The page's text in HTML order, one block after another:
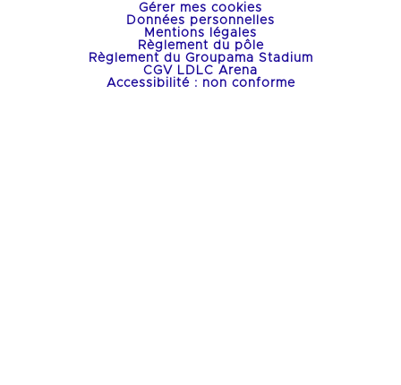
Gérer mes cookies
Données personnelles
Mentions légales
Règlement du pôle
Règlement du Groupama Stadium
CGV LDLC Arena
Accessibilité : non conforme